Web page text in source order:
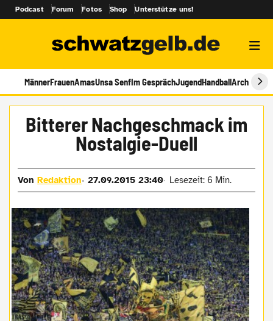
Podcast Forum Fotos Shop Unterstütze uns!
MännerFrauenAmasUnsa SenfIm GesprächJugendHandballArchiv
Bitterer Nachgeschmack im
Nostalgie-Duell
VonRedaktion 27.09.2015 23:40 Lesezeit: 6 Min.